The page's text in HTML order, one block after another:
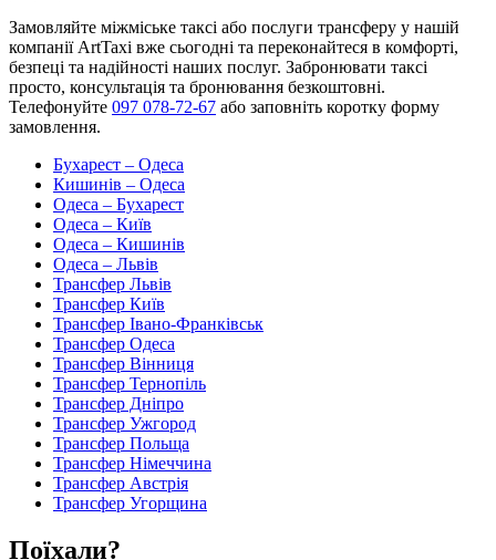
Замовляйте міжміське таксі або послуги трансферу у нашій
компанії ArtTaxi вже сьогодні та переконайтеся в комфорті,
безпеці та надійності наших послуг. Забронювати таксі
просто, консультація та бронювання безкоштовні.
Телефонуйте 097 078-72-67 або заповніть коротку форму
замовлення.
Бухарест – Одеса
Кишинів – Одеса
Одеса – Бухарест
Одеса – Київ
Одеса – Кишинів
Одеса – Львів
Трансфер Львів
Трансфер Київ
Трансфер Івано-Франківськ
Трансфер Одеса
Трансфер Вінниця
Трансфер Тернопіль
Трансфер Дніпро
Трансфер Ужгород
Трансфер Польща
Трансфер Німеччина
Трансфер Австрія
Трансфер Угорщина
Поїхали?